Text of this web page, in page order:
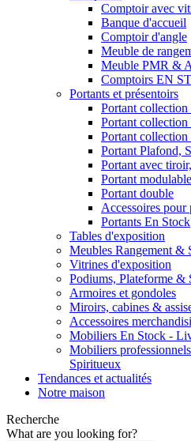
Comptoir avec
Banque d'accueil
Comptoir d'angle
Meuble de
Meuble PMR &
Comptoirs EN
Portants et présentoirs
Portant collection
Portant
Portant collection
Portant Plafond,
Portant avec
Portant
Portant double
Accessoires pour
Portants En Stock
Tables d'exposition
Meubles Rangement &
Vitrines d'exposition
Podiums, Plateforme &
Armoires et gondoles
Miroirs, cabines &
Accessoires
Mobiliers En Stock -
Mobiliers
Spiritueux
Tendances et actualités
Notre maison
Recherche
What are you looking for?